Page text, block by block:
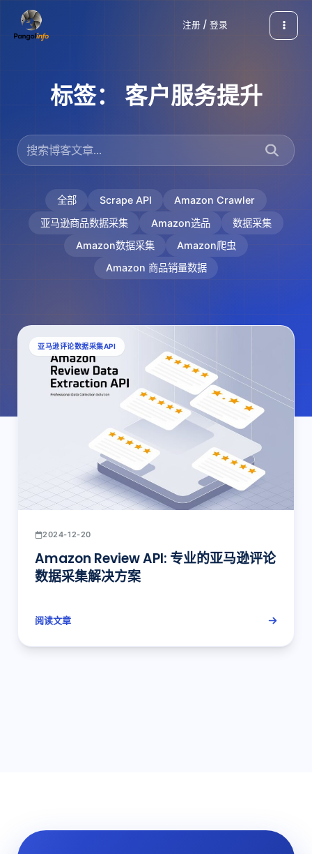
注册 / 登录
标签： 客户服务提升
全部 Scrape API
Amazon Crawler
亚马逊商品数据采集
Amazon选品
数据采集
Amazon数据采集
Amazon爬虫
Amazon 商品销量数据
亚马逊评论数据采集API
2024-12-20
Amazon Review API: 专业的亚马逊评论
数据采集解决方案
阅读文章